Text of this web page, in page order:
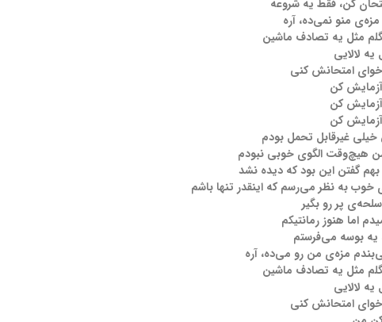
کن، فقط یه شروعه
منو نمی‌ده، آره
مثل یه تصادف ماشین
لالایی
امتحانش کنی
کن
کن
کن
خیلی غیرقابل تحمل بودم
هیچ‌وقت الگوی خوبی نبودم
گفتن این بود که دیده نشد
خوب به نظر می‌رسم که اینقدر تنها باشم
پر رو بگیر
اما هنوز رمانتیکم
یه بوسه می‌فرستم
مزه‌ی من رو می‌ده، آره
مثل یه تصادف ماشین
لالایی
امتحانش کنی